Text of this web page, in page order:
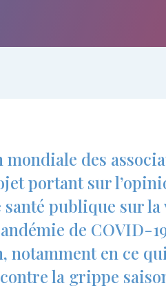
mondiale des
portant sur
santé publique sur
de COVID-
notamment en ce
la grippe